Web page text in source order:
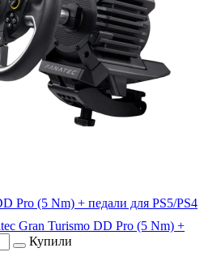
Pro (5 Nm) + педали для PS5/PS4
Gran Turismo DD Pro (5 Nm) +
Купили